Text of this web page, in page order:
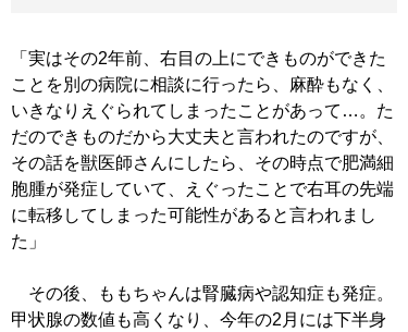
「実はその2年前、右目の上にできものができた
ことを別の病院に相談に行ったら、麻酔もなく、
いきなりえぐられてしまったことがあって…。た
だのできものだから大丈夫と言われたのですが、
その話を獣医師さんにしたら、その時点で肥満細
胞腫が発症していて、えぐったことで右耳の先端
に転移してしまった可能性があると言われまし
た」
その後、ももちゃんは腎臓病や認知症も発症。
甲状腺の数値も高くなり、今年の2月には下半身